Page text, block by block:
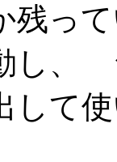
残っ
し、
して